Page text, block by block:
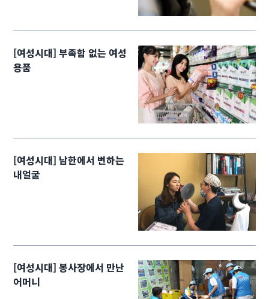
[여성시대] 부족함 없는 여성
용품
[여성시대] 남한에서 변하는
내얼굴
[여성시대] 봉사장에서 만난
어머니